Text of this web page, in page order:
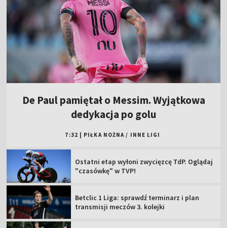
De Paul pamiętał o Messim. Wyjątkowa
dedykacja po golu
7:32 PIŁKA NOŻNA / INNE LIGI
Ostatni etap wyłoni zwycięzcę TdP. Oglądaj
"czasówkę" w TVP!
Betclic 1 Liga: sprawdź terminarz i plan
transmisji meczów 3. kolejki